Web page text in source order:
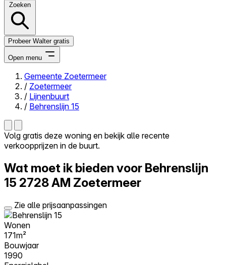
Zoeken
Probeer Walter gratis
Open menu
Close menu
Zelf kopen
Reviews
Prijzen
Probeer Walter gratis
Gemeente Zoetermeer
/ Zoetermeer
/ Lijnenbuurt
/ Behrenslijn 15
Volg gratis deze woning en bekijk alle recente
verkoopprijzen in de buurt.
Wat moet ik bieden voor Behrenslijn
15 2728 AM Zoetermeer
Zie alle prijsaanpassingen
Wonen
171m²
Bouwjaar
1990